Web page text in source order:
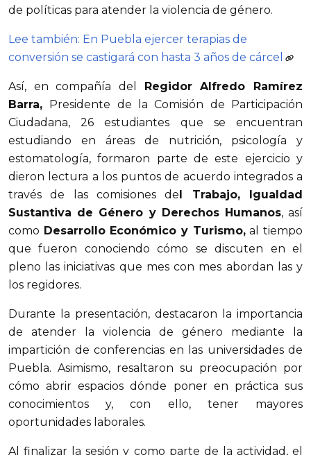
de políticas para atender la violencia de género.
Lee también: En Puebla ejercer terapias de
conversión se castigará con hasta 3 años de cárcel
Así, en compañía del
Regidor Alfredo Ramírez
Barra,
Presidente de la Comisión de Participación
Ciudadana, 26 estudiantes que se encuentran
estudiando en áreas de nutrición, psicología y
estomatología, formaron parte de este ejercicio y
dieron lectura a los puntos de acuerdo integrados a
través de las comisiones de l Trabajo, Igualdad
Sustantiva de Género y Derechos Humanos, así
como Desarrollo Económico y Turismo,al tiempo
que fueron conociendo cómo se discuten en el
pleno las iniciativas que mes con mes abordan las y
los regidores.
Durante la presentación, destacaron la importancia
de atender la violencia de género mediante la
impartición de conferencias en las universidades de
Puebla. Asimismo, resaltaron su preocupación por
cómo abrir espacios dónde poner en práctica sus
conocimientos y, con ello, tener mayores
oportunidades laborales.
Al finalizar la sesión y como parte de la actividad, el